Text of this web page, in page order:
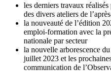
les derniers travaux
des divers ateliers de
la nouveauté de l’édition
emploi-formation avec la
nationale par secteur
la nouvelle arborescence
juillet 2023 et les
communication de